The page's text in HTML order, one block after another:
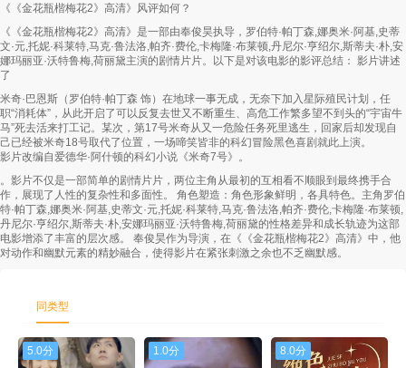
第58集 第59集
第61集 第62集 第63集
第67集 第68集 第69集
第70集 第71集
第73集 第74集 第75集
第76集 第77集 第78集
第85集 第87集
《《金花瓶楷梅花2》高清》风评如何？
《《金花瓶楷梅花2》高清》是一部由奉俊昊执导，罗伯特·帕丁森,娜奥米·阿基,史蒂
文·元,托妮·科莱特,马克·鲁法洛,帕齐·费伦,卡梅隆·布莱顿,丹尼尔·亨绍尔,斯蒂夫·朴,安
娜玛丽亚·沃特鲁梅,荷丽黛主演的剧情片片。以下是对该电影的影评总结： 影片讲述
了
米奇·巴恩斯（罗伯特·帕丁森 饰）在地球一事无成，无奈下加入星际殖民计划，任
职“消耗体”，从此开启了可以反复去世又不断重生、高危工作繁多望不到头的“宇宙牛
马”死去活来打工记。某次，第17号米奇从又一危险任务死里逃生，回家后却发现自
己已经被米奇18号取代了位置，一场啼笑皆非的科幻冒险黑色喜剧就此上演。
影片改编自爱德华·阿什顿的科幻小说《米奇7号》。
。影片不仅是一部简单的剧情片片，两位主角从最初的互相看不顺眼到最终携手合
作，展现了人性的复杂性和多面性。 角色塑造：角色形象鲜明，各具特色。主角罗伯
特·帕丁森,娜奥米·阿基,史蒂文·元,托妮·科莱特,马克·鲁法洛,帕齐·费伦,卡梅隆·布莱顿,
丹尼尔·亨绍尔,斯蒂夫·朴,安娜玛丽亚·沃特鲁梅,荷丽黛的性格差异和成长轨迹为这部
电影增添了丰富的层次感。 奉俊昊作为导演，在《《金花瓶楷梅花2》高清》中，他
对动作和幽默元素的精妙融合，使得影片在紧张刺激之余也不乏幽默感。
同类型
5.0分 1.0分 8.0分